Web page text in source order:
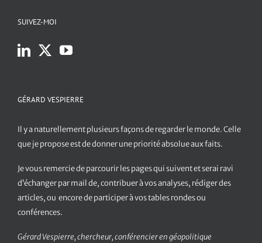
SUIVEZ-MOI
GÉRARD VESPIERRE
Il y a naturellement plusieurs façons de regarder le monde. Celle
que je propose est de donner une priorité absolue aux faits.
Je vous remercie de parcourir les pages qui suivent et serai ravi
d’échanger par mail de, contribuer à vos analyses, rédiger des
articles, ou encore de participer à vos tables rondes ou
conférences.
Gérard Vespierre, chercheur, conférencier en géopolitique